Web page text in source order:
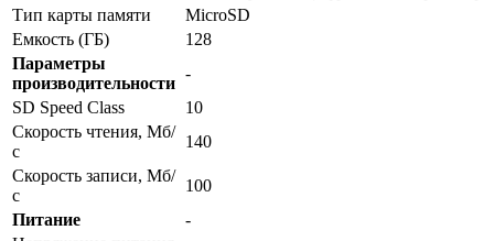
Тип карты памяти
MicroSD
Емкость (ГБ)
128
Параметры
производительности
-
SD Speed Class
10
Скорость чтения, Мб/
с
140
Скорость записи, Мб/
с
100
Питание
-